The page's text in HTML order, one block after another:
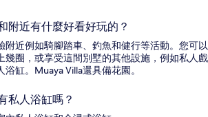
附近有什麼好看好玩的？
附近例如騎腳踏車、釣魚和健行等活動。您可以
幾圈，或享受這間別墅的其他設施，例如私人戲
缸。Muaya Villa還具備花園。
私人浴缸嗎？